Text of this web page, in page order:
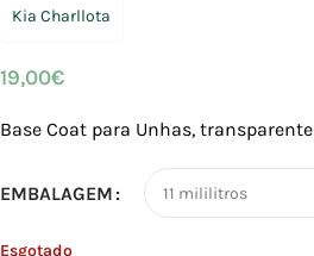
Kia Charllota
19,00€
Base Coat para Unhas, transparente
EMBALAGEM
Esgotado